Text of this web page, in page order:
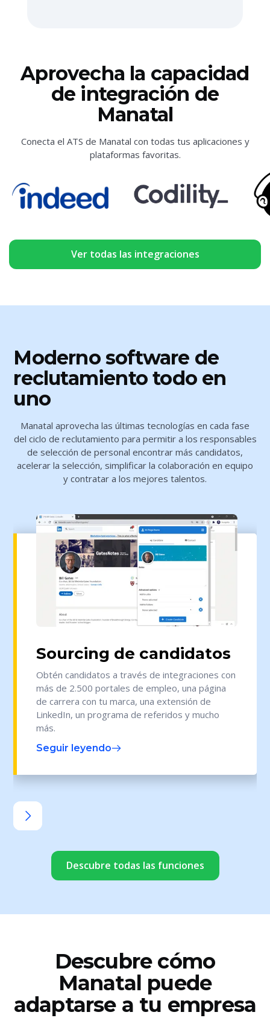
Aprovecha la capacidad
de integración de
Manatal
Conecta el ATS de Manatal con todas tus aplicaciones y
plataformas favoritas.
Ver todas las integraciones
Moderno software de
reclutamiento todo en
uno
Manatal aprovecha las últimas tecnologías en cada fase
del ciclo de reclutamiento para permitir a los responsables
de selección de personal encontrar más candidatos,
acelerar la selección, simplificar la colaboración en equipo
y contratar a los mejores talentos.
Sourcing de candidatos
Obtén candidatos a través de integraciones con
más de 2.500 portales de empleo, una página
de carrera con tu marca, una extensión de
LinkedIn, un programa de referidos y mucho
más.
Seguir leyendo
Descubre todas las funciones
Descubre cómo
Manatal puede
adaptarse a tu empresa